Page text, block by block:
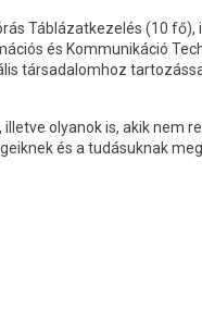
Táblázatkezelés (10 fő),
és Kommunikáció
társadalomhoz
olyanok is, akik nem
és a tudásuknak